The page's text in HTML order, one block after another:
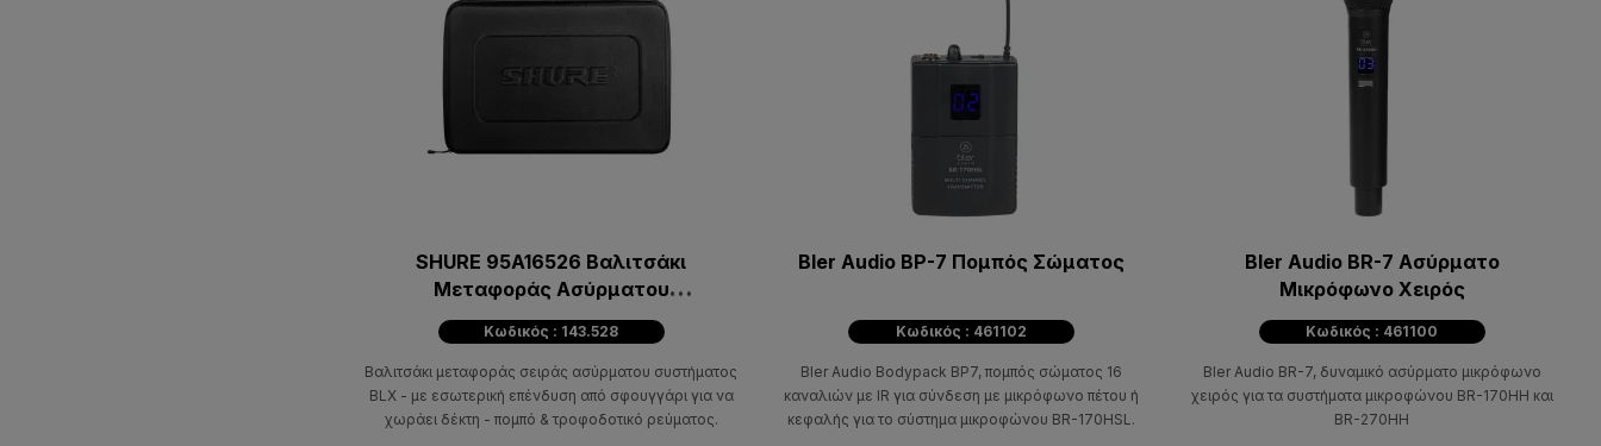
SHURE 95A16526 Βαλιτσάκι
Μεταφοράς Ασύρματου
Συστήματος
Κωδικός : 143.528
Βαλιτσάκι μεταφοράς σειράς ασύρματου συστήματος
BLX - με εσωτερική επένδυση από σφουγγάρι για να
χωράει δέκτη - πομπό & τροφοδοτικό ρεύματος.
Bler Audio BP-7 Πομπός Σώματος
Κωδικός : 461102
Bler Audio Bodypack BP7, πομπός σώματος 16
καναλιών με IR για σύνδεση με μικρόφωνο πέτου ή
κεφαλής για το σύστημα μικροφώνου BR-170HSL.
Bler Audio BR-7 Ασύρματο
Μικρόφωνο Χειρός
Κωδικός : 461100
Bler Audio BR-7, δυναμικό ασύρματο μικρόφωνο
χειρός για τα συστήματα μικροφώνου BR-170HH και
BR-270HH